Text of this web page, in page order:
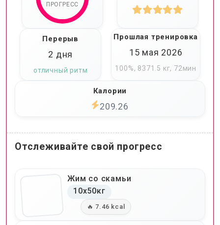
ПРОГРЕСС
Перерыв
2 дня
отличный ритм
Прошлая тренировка
15 мая 2026
100%, 8371.5 кг, 72мин
Калории
209.26
Отслеживайте свой прогресс
Жим со скамьи
10x50кг
🔥 7.46 kcal